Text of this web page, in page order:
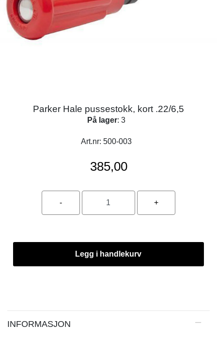
Parker Hale pussestokk, kort .22/6,5
På lager: 3
Art.nr: 500-003
385,00
Legg i handlekurv
INFORMASJON